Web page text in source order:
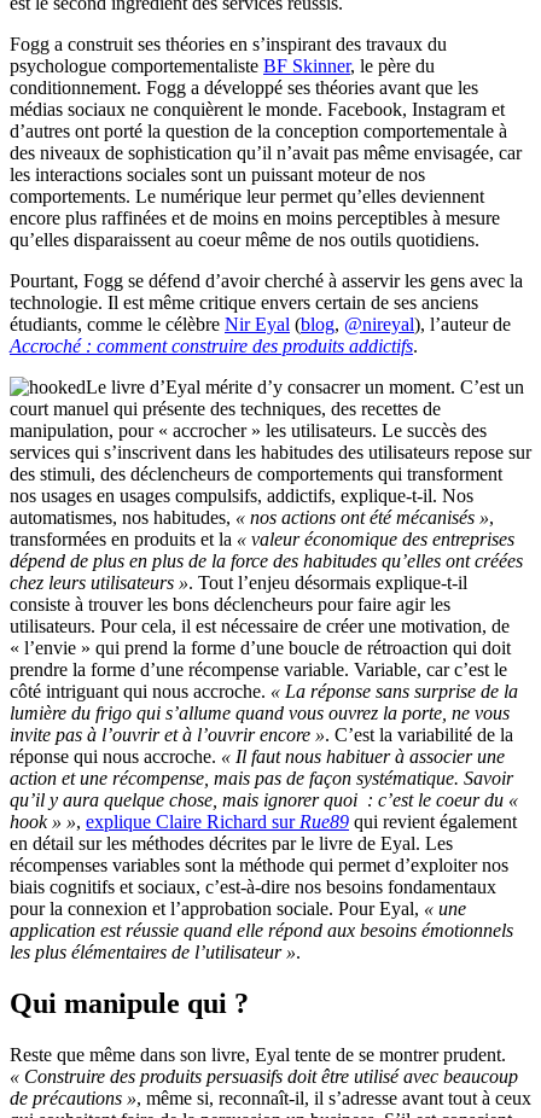
Fogg a construit ses théories en s’inspirant des travaux du
psychologue comportementaliste BF Skinner, le père du
conditionnement. Fogg a développé ses théories avant que les
médias sociaux ne conquièrent le monde. Facebook, Instagram et
d’autres ont porté la question de la conception comportementale à
des niveaux de sophistication qu’il n’avait pas même envisagée, car
les interactions sociales sont un puissant moteur de nos
comportements. Le numérique leur permet qu’elles deviennent
encore plus raffinées et de moins en moins perceptibles à mesure
qu’elles disparaissent au coeur même de nos outils quotidiens.
Pourtant, Fogg se défend d’avoir cherché à asservir les gens avec la
technologie. Il est même critique envers certain de ses anciens
étudiants, comme le célèbre Nir Eyal (blog, @nireyal), l’auteur de
Accroché : comment construire des produits addictifs.
Le livre d’Eyal mérite d’y consacrer un moment. C’est un
court manuel qui présente des techniques, des recettes de
manipulation, pour « accrocher » les utilisateurs. Le succès des
services qui s’inscrivent dans les habitudes des utilisateurs repose sur
des stimuli, des déclencheurs de comportements qui transforment
nos usages en usages compulsifs, addictifs, explique-t-il. Nos
automatismes, nos habitudes, « nos actions ont été mécanisés »,
transformées en produits et la « valeur économique des entreprises
dépend de plus en plus de la force des habitudes qu’elles ont créées
chez leurs utilisateurs ». Tout l’enjeu désormais explique-t-il
consiste à trouver les bons déclencheurs pour faire agir les
utilisateurs. Pour cela, il est nécessaire de créer une motivation, de
« l’envie » qui prend la forme d’une boucle de rétroaction qui doit
prendre la forme d’une récompense variable. Variable, car c’est le
côté intriguant qui nous accroche. « La réponse sans surprise de la
lumière du frigo qui s’allume quand vous ouvrez la porte, ne vous
invite pas à l’ouvrir et à l’ouvrir encore ». C’est la variabilité de la
réponse qui nous accroche. « Il faut nous habituer à associer une
action et une récompense, mais pas de façon systématique. Savoir
qu’il y aura quelque chose, mais ignorer quoi : c’est le coeur du «
hook » », explique Claire Richard sur Rue89 qui revient également
en détail sur les méthodes décrites par le livre de Eyal. Les
récompenses variables sont la méthode qui permet d’exploiter nos
biais cognitifs et sociaux, c’est-à-dire nos besoins fondamentaux
pour la connexion et l’approbation sociale. Pour Eyal, « une
application est réussie quand elle répond aux besoins émotionnels
les plus élémentaires de l’utilisateur ».
Qui manipule qui ?
Reste que même dans son livre, Eyal tente de se montrer prudent.
« Construire des produits persuasifs doit être utilisé avec beaucoup
de précautions », même si, reconnaît-il, il s’adresse avant tout à ceux